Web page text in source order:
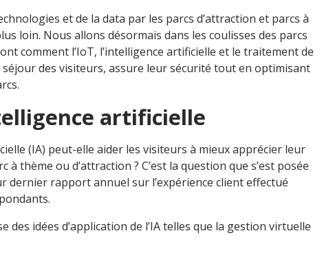
et de la data par les parcs d’attraction et parcs à
loin. Nous allons désormais dans les coulisses des parcs
comment l’IoT, l’intelligence artificielle et le traitement de
séjour des visiteurs, assure leur sécurité tout en optimisant
artificielle
(IA) peut-elle aider les visiteurs à mieux apprécier leur
à thème ou d’attraction ? C’est la question que s’est posée
dernier rapport annuel sur l’expérience client effectué
des idées d’application de l’IA telles que la gestion virtuelle